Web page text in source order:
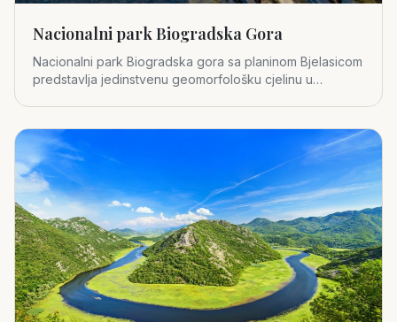
Nacionalni park Biogradska Gora
Nacionalni park Biogradska gora sa planinom Bjelasicom
predstavlja jedinstvenu geomorfološku cjelinu u